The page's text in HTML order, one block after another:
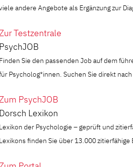
andere Angebote als Ergänzung zur
Testzentrale
Sie den passenden Job auf dem
Psycholog*innen. Suchen Sie direkt
PsychJOB
Lexikon
der Psychologie – geprüft und
finden Sie über 13.000 zitierfähige